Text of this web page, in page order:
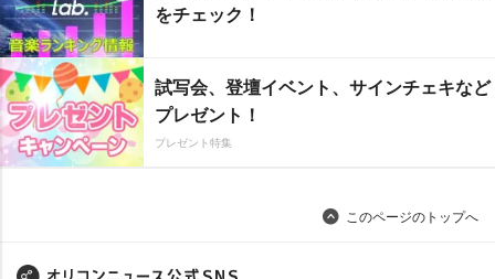
をチェック！
試写会、登壇イベント、サインチェキなど
プレゼント！
プレゼント特集
このページのトップへ